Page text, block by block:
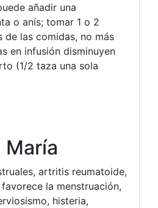
añadir una
o anís; tomar 1 o 2
de las comidas, no más
en infusión disminuyen
(1/2 taza una sola
María
artritis reumatoide,
la menstruación,
histeria,